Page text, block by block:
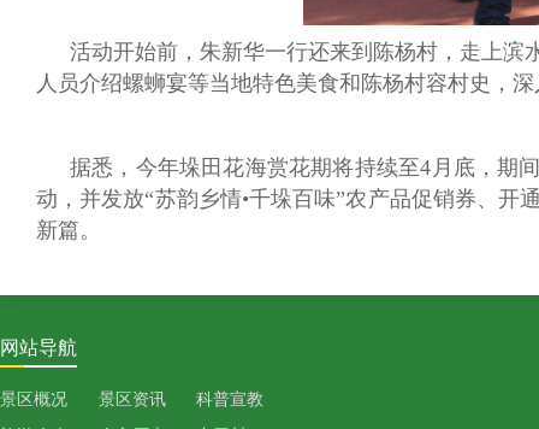
活动开始前，朱新华一行还来到陈杨村，走上
人员介绍螺蛳宴等当地特色美食和陈杨村容村史，
据悉，今年垛田花海赏花期将持续至4月底，期
动，并发放“苏韵乡情•千垛百味”农产品促销券、
新篇。
网站导航
景区概况 景区资讯
科普宣教